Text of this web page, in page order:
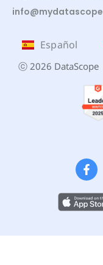
Español
ⓒ 2026 DataScope